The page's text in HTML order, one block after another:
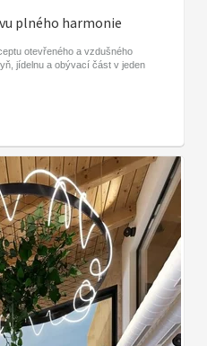
plného harmonie
otevřeného a vzdušného
jídelnu a obývací část v jeden